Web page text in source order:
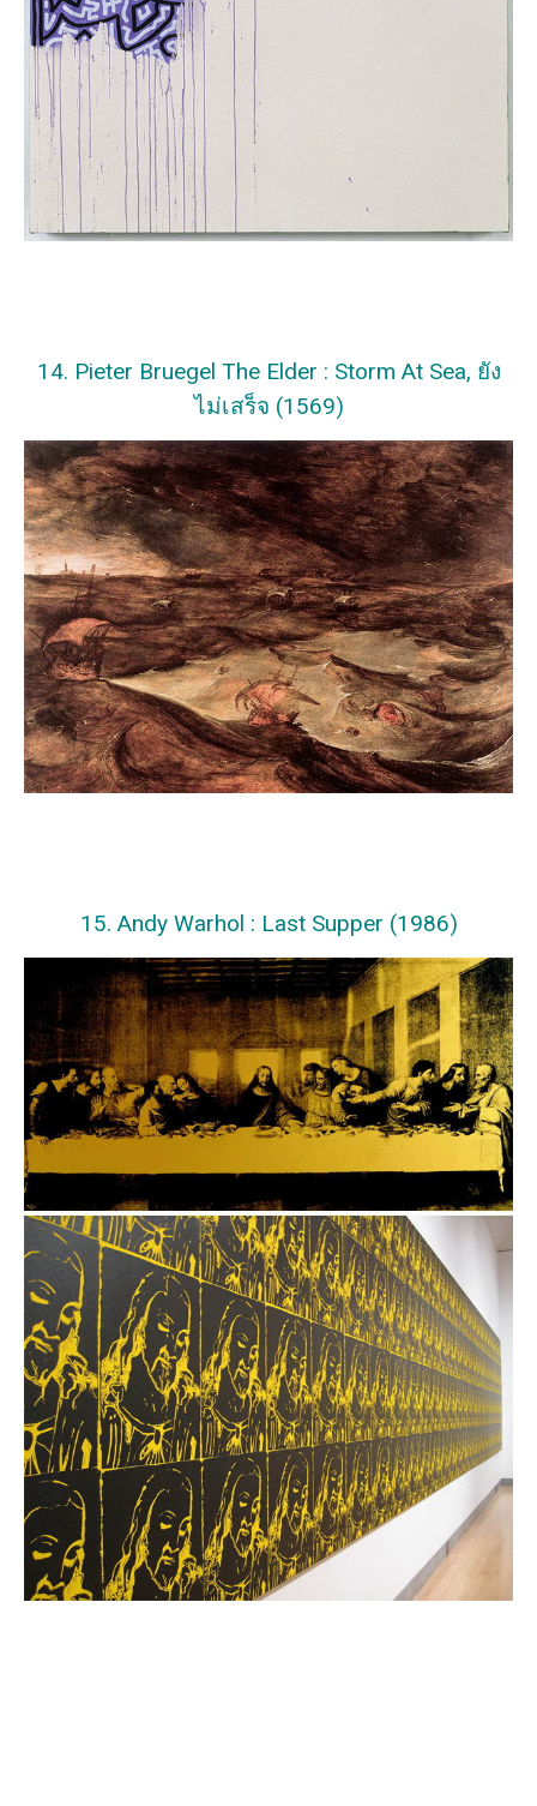
14. Pieter Bruegel The Elder : Storm At Sea, ยัง
ไม่เสร็จ (1569)
15. Andy Warhol : Last Supper (1986)